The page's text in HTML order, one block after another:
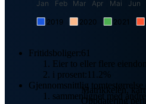
2019 2020 2021
Jan Feb Mar Apr Mai Jun
Fritidsboliger:61
Eier to eller flere
i prosent: 11.2%
Gjennomsnittlig tomtestørrelse
sammenlignet med
Matrikkelen,
Oppdatering